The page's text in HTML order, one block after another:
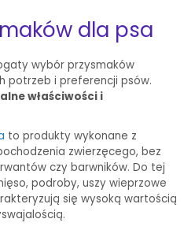
dla psa
wybór przysmaków
potrzeb i preferencji psów.
właściwości i
to produkty wykonane z
zwierzęcego, bez
czy barwników. Do tej
podroby, uszy wieprzowe
się wysoką wartością